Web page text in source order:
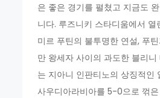
은 좋은 경기를 펼쳤고 지금도
니다. 루즈니키 스타디움에서 열
미르 푸틴의 불투명한 연설, 푸
만 왕세자 사이의 과도한 블리
는 지아니 인판티노의 상징적인
사우디아라비아를 5-0으로 꺾